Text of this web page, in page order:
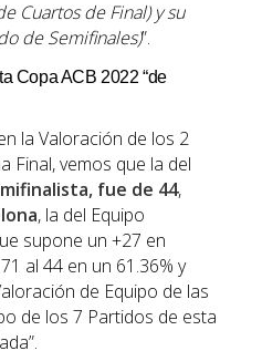
Cuartos de Final) y su
de Semifinales)”.
Copa ACB 2022 “de
la Valoración de los 2
Final, vemos que la del
fue de 44,
, la del Equipo
supone un +27 en
al 44 en un 61.36% y
de Equipo de las
de los 7 Partidos de esta